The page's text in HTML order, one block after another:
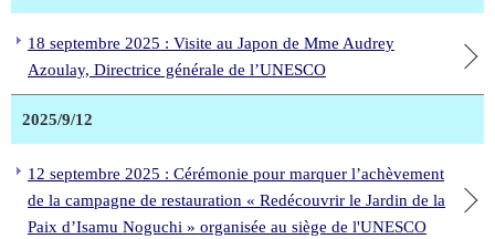
18 septembre 2025 : Visite au Japon de Mme Audrey
Azoulay, Directrice générale de l’UNESCO
2025/9/12
12 septembre 2025 : Cérémonie pour marquer l’achèvement
de la campagne de restauration « Redécouvrir le Jardin de la
Paix d’Isamu Noguchi » organisée au siège de l'UNESCO